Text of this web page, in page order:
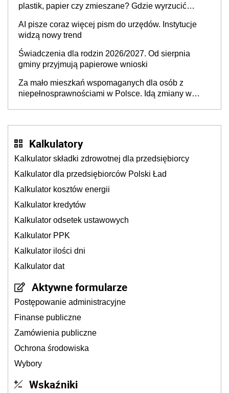
plastik, papier czy zmieszane? Gdzie wyrzucić
AI pisze coraz więcej pism do urzędów. Instytucje
widzą nowy trend
Świadczenia dla rodzin 2026/2027. Od sierpnia
gminy przyjmują papierowe wnioski
Za mało mieszkań wspomaganych dla osób z
niepełnosprawnościami w Polsce. Idą zmiany w
Kalkulatory
Kalkulator składki zdrowotnej dla przedsiębiorcy
Kalkulator dla przedsiębiorców Polski Ład
Kalkulator kosztów energii
Kalkulator kredytów
Kalkulator odsetek ustawowych
Kalkulator PPK
Kalkulator ilości dni
Kalkulator dat
Aktywne formularze
Postępowanie administracyjne
Finanse publiczne
Zamówienia publiczne
Ochrona środowiska
Wybory
Wskaźniki